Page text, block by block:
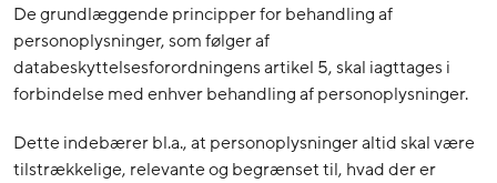
De grundlæggende principper for behandling af
personoplysninger, som følger af
databeskyttelsesforordningens artikel 5, skal iagttages i
forbindelse med enhver behandling af personoplysninger.
Dette indebærer bl.a., at personoplysninger altid skal være
tilstrækkelige, relevante og begrænset til, hvad der er